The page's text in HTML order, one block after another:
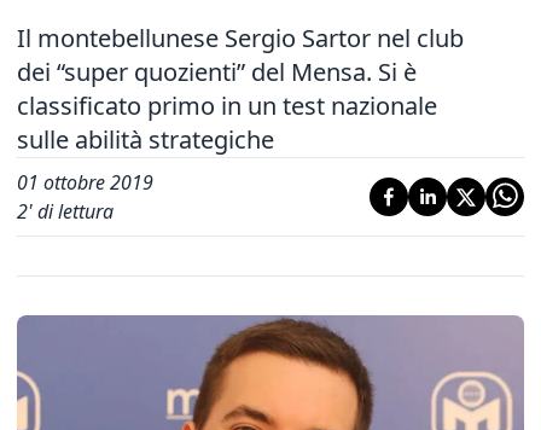
Il montebellunese Sergio Sartor nel club
dei “super quozienti” del Mensa. Si è
classificato primo in un test nazionale
sulle abilità strategiche
01 ottobre 2019
2' di lettura